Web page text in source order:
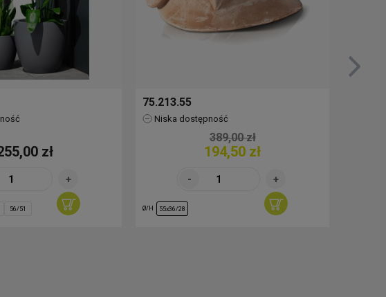
zł
56/51
75.213.55
Niska dostępność
389,00 zł
194,50 zł
Ø/H 55x36/28